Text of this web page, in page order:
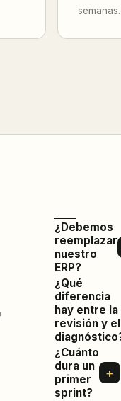
semanas.
¿Debemos
reemplazar
nuestro
ERP?
¿Qué
diferencia
hay entre la
revisión y el
¿Cuánto
dura un
primer
sprint?
+